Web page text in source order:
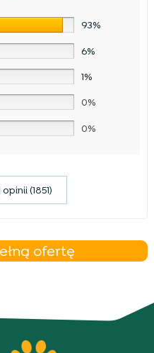
93%
6%
1%
0%
0%
(1851)
ofertę